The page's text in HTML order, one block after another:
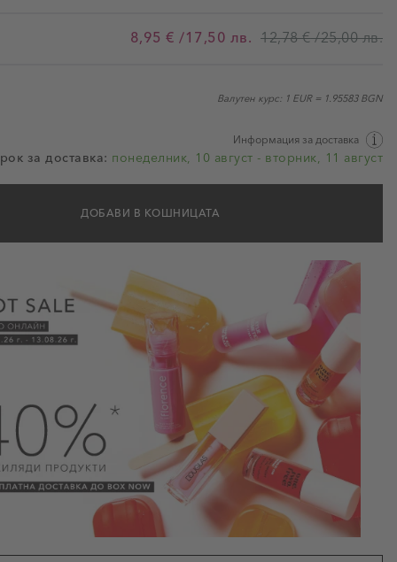
8,95 € /17,50 лв. 12,78 € /25,00 лв.
Валутен курс: 1 EUR = 1.95583 BGN
Информация за доставка
за доставка: понеделник, 10 август - вторник, 11 август
ДОБАВИ В КОШНИЦАТА